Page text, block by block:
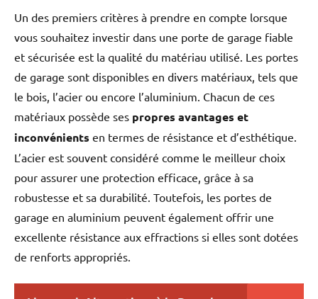
Un des premiers critères à prendre en compte lorsque
vous souhaitez investir dans une porte de garage fiable
et sécurisée est la qualité du matériau utilisé. Les portes
de garage sont disponibles en divers matériaux, tels que
le bois, l’acier ou encore l’aluminium. Chacun de ces
matériaux possède ses propres avantages et
inconvénients en termes de résistance et d’esthétique.
L’acier est souvent considéré comme le meilleur choix
pour assurer une protection efficace, grâce à sa
robustesse et sa durabilité. Toutefois, les portes de
garage en aluminium peuvent également offrir une
excellente résistance aux effractions si elles sont dotées
de renforts appropriés.